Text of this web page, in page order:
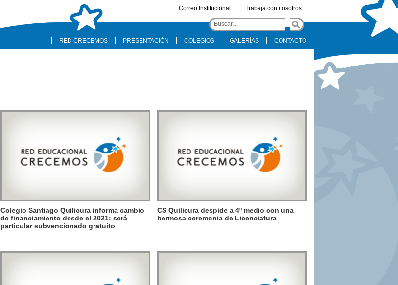
Correo Institucional Trabaja con nosotros
RED CRECEMOS PRESENTACIÓN COLEGIOS GALERÍAS CONTACTO
Colegio Santiago Quilicura informa cambio
de financiamiento desde el 2021: será
particular subvencionado gratuito
CS Quilicura despide a 4º medio con una
hermosa ceremonia de Licenciatura